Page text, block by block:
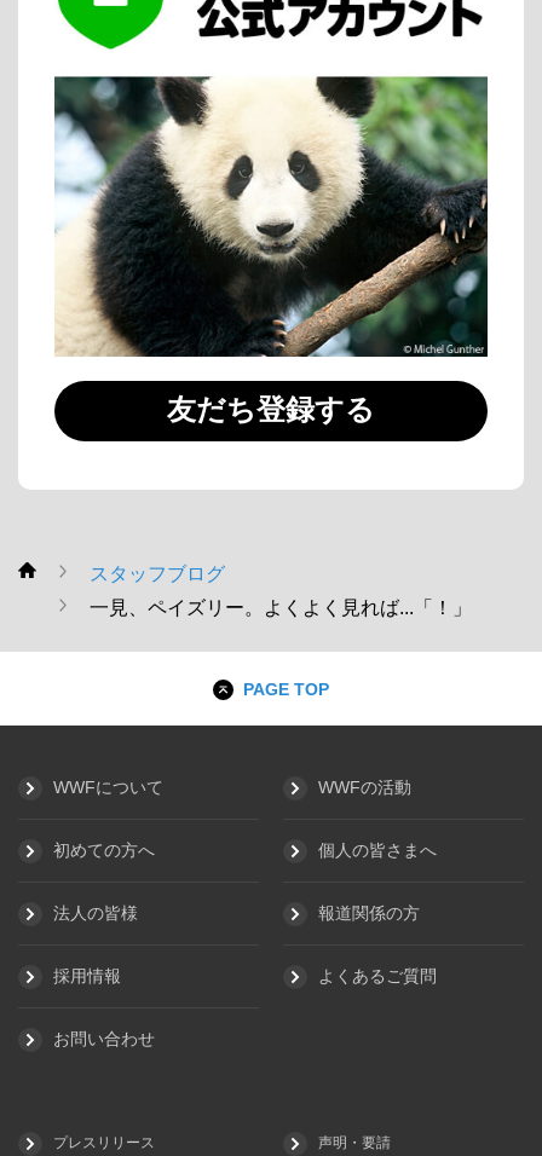
友だち登録する
WWF
スタッフブログ
一見、ペイズリー。よくよく見れば...「！」
PAGE TOP
WWFについて WWFの活動
初めての方へ 個人の皆さまへ
法人の皆様 報道関係の方
採用情報 よくあるご質問
お問い合わせ
プレスリリース 声明・要請